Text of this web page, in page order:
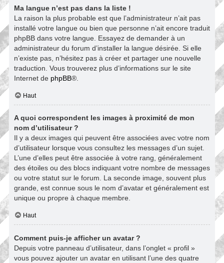
Ma langue n’est pas dans la liste !
La raison la plus probable est que l’administrateur n’ait pas
installé votre langue ou bien que personne n’ait encore traduit
phpBB dans votre langue. Essayez de demander à un
administrateur du forum d’installer la langue désirée. Si elle
n’existe pas, n’hésitez pas à créer et partager une nouvelle
traduction. Vous trouverez plus d’informations sur le site
Internet de phpBB®.
Haut
A quoi correspondent les images à proximité de mon
nom d’utilisateur ?
Il y a deux images qui peuvent être associées avec votre nom
d’utilisateur lorsque vous consultez les messages d’un sujet.
L’une d’elles peut être associée à votre rang, généralement
des étoiles ou des blocs indiquant votre nombre de messages
ou votre statut sur le forum. La seconde image, souvent plus
grande, est connue sous le nom d’avatar et généralement est
unique ou propre à chaque membre.
Haut
Comment puis-je afficher un avatar ?
Depuis votre panneau d’utilisateur, dans l’onglet « profil »
vous pouvez ajouter un avatar en utilisant l’une des quatre